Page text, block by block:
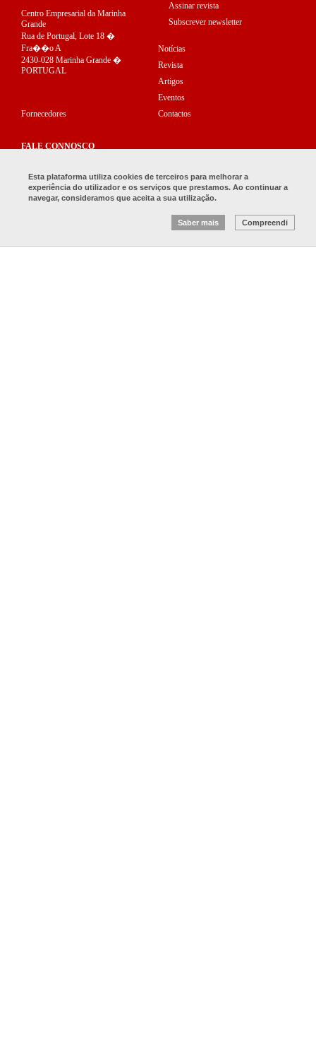
Esta plataforma utiliza cookies de terceiros para melhorar a
experiência do utilizador e os serviços que prestamos. Ao continuar a
navegar, consideramos que aceita a sua utilização.
Saber mais Compreendi
Centro Empresarial da Marinha
Grande
Rua de Portugal, Lote 18 �
Fra��o A
2430-028 Marinha Grande �
PORTUGAL
Assinar revista
Subscrever newsletter
Notícias
Revista
Artigos
Eventos
Fornecedores
Contactos
FALE CONNOSCO
revista_omolde@cefamol.pt